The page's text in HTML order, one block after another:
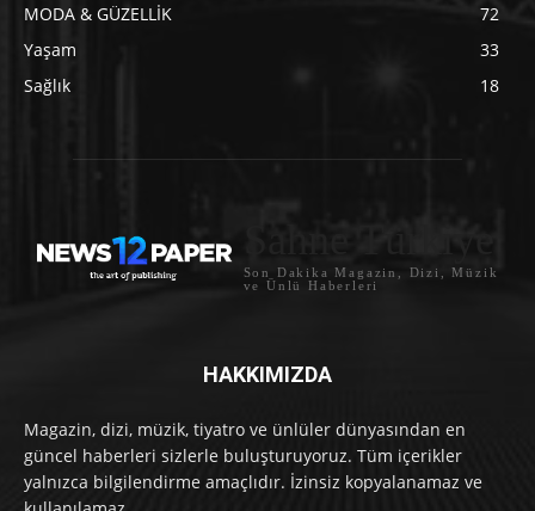
MODA & GÜZELLİK
72
Yaşam
33
Sağlık
18
Sahne Türkiye
Son Dakika Magazin, Dizi, Müzik
ve Ünlü Haberleri
HAKKIMIZDA
Magazin, dizi, müzik, tiyatro ve ünlüler dünyasından en
güncel haberleri sizlerle buluşturuyoruz. Tüm içerikler
yalnızca bilgilendirme amaçlıdır. İzinsiz kopyalanamaz ve